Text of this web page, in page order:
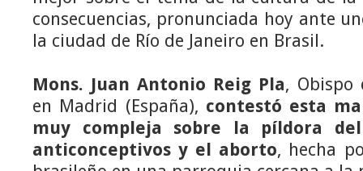
consecuencias, pronunciada hoy ante
la ciudad de Río de Janeiro en Brasil.
Mons. Juan Antonio Reig Pla, Obispo
en Madrid (España), contestó esta
muy compleja sobre la píldora
anticonceptivos y el aborto, hecha